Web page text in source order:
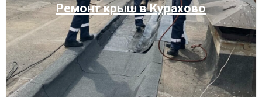
Ремонт крыш в Курахово